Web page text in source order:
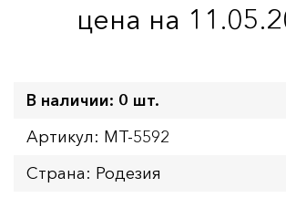
цена на
В наличии: 0 шт.
Артикул: MT-5592
Страна: Родезия